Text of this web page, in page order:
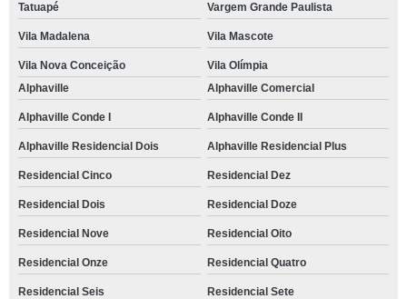
Tatuapé Vargem Grande Paulista
Vila Madalena Vila Mascote
Vila Nova Conceição
Vila Olímpia
Alphaville
Alphaville Comercial
Alphaville Conde I Alphaville Conde II
Alphaville Residencial Dois Alphaville Residencial Plus
Residencial Cinco Residencial Dez
Residencial Dois Residencial Doze
Residencial Nove Residencial Oito
Residencial Onze Residencial Quatro
Residencial Seis Residencial Sete